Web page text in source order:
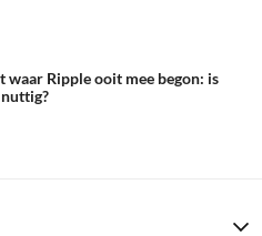
waar Ripple ooit mee begon: is